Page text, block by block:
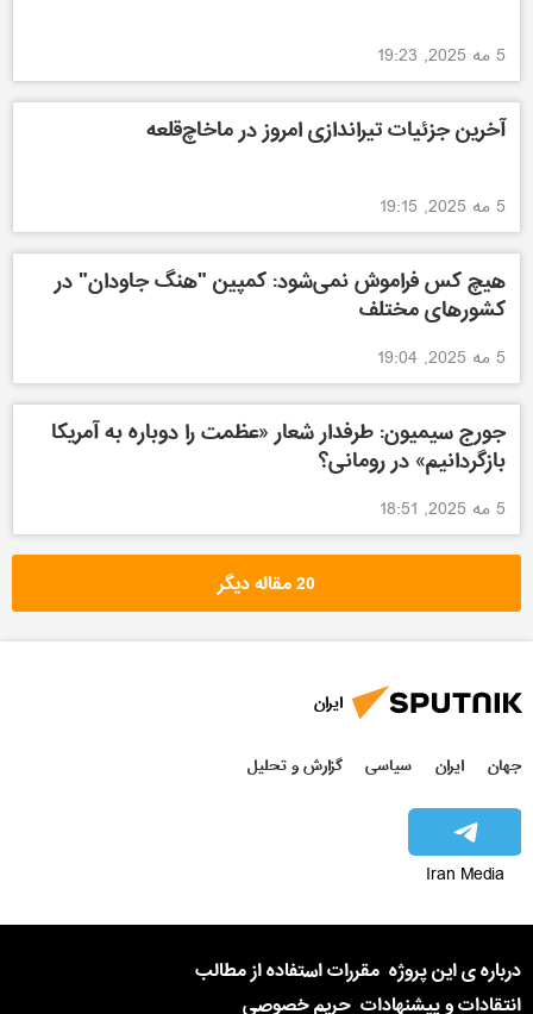
5 مه 2025, 19:23
آخرین جزئیات تیراندازی امروز در ماخاچ‌قلعه
5 مه 2025, 19:15
هیچ کس فراموش نمی‌شود: کمپین "هنگ جاودان" در
کشورهای مختلف
5 مه 2025, 19:04
جورج سیمیون: طرفدار شعار «عظمت را دوباره به آمریکا
بازگردانیم» در رومانی؟
5 مه 2025, 18:51
20 مقاله دیگر
ایران
جهان ایران سیاسی گزارش و تحلیل
Iran Media
درباره ی این پروژه مقررات استفاده از مطالب
انتقادات و پیشنهادات حریم خصوصی